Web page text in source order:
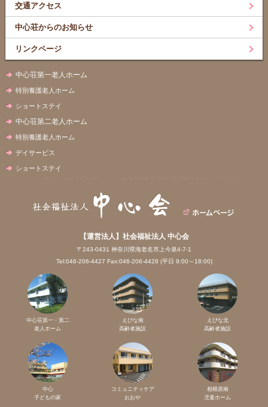
交通アクセス
中心荘からのお知らせ
リンクページ
中心荘第一老人ホーム
特別養護老人ホーム
ショートステイ
中心荘第二老人ホーム
特別養護老人ホーム
デイサービス
ショートステイ
【運営法人】社会福祉法人 中心会
〒243-0431 神奈川県海老名市上今泉4-7-1
Tel:046-206-4427 Fax:046-206-4428 (平日 9:00～18:00)
中心荘第一・第二
老人ホーム
えびな南
高齢者施設
えびな北
高齢者施設
中心
子どもの家
コミュニティケア
おおや
相模原南
児童ホーム